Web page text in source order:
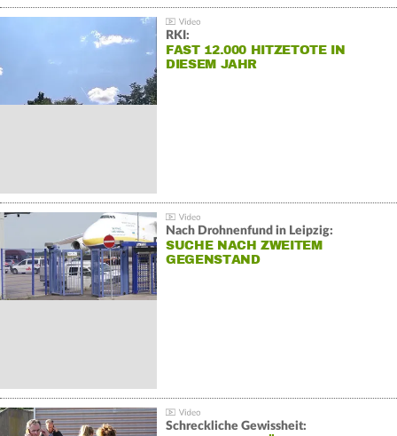
RKI:
FAST 12.000 HITZETOTE IN
DIESEM JAHR
Nach Drohnenfund in Leipzig:
SUCHE NACH ZWEITEM
GEGENSTAND
Schreckliche Gewissheit: